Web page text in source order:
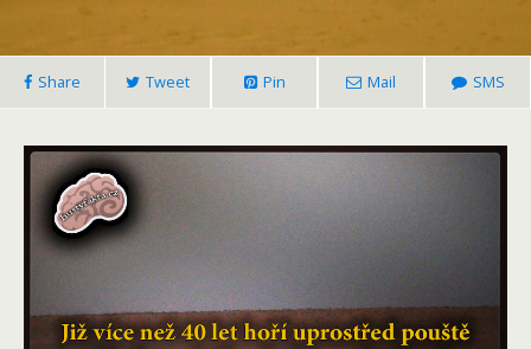
Share Tweet Pin Mail SMS